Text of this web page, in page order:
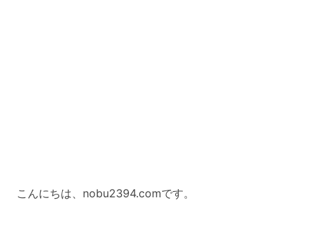
こんにちは、nobu2394.comです。